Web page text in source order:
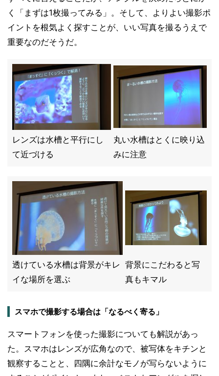
く「まずは1枚撮ってみる」。そして、よりよい撮影ポ
イントを根気よく探すことが、いい写真を撮るうえで
重要なのだそうだ。
レンズは水槽と平行にし
て近づける
丸い水槽はとくに映り込
みに注意
透けている水槽は背景がキレ
イな場所を選ぶ
背景にこだわると写
真もキマル
スマホで撮影する場合は「なるべく寄る」
スマートフォンを使った撮影についても解説があっ
た。スマホはレンズが広角なので、被写体をキチンと
観察することと、四隅に余計なモノが写らないように